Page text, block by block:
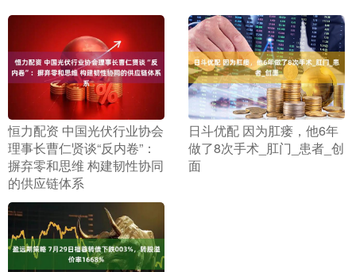
​恒力配资 中国光伏行业协会
理事长曹仁贤谈“反内卷”：
摒弃零和思维 构建韧性协同
的供应链体系
​日斗优配 因为肛瘘，他6年
做了8次手术_肛门_患者_创
面